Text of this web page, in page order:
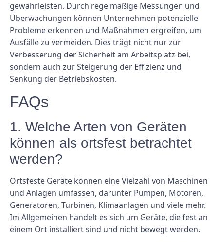
gewährleisten. Durch regelmäßige Messungen und
Überwachungen können Unternehmen potenzielle
Probleme erkennen und Maßnahmen ergreifen, um
Ausfälle zu vermeiden. Dies trägt nicht nur zur
Verbesserung der Sicherheit am Arbeitsplatz bei,
sondern auch zur Steigerung der Effizienz und
Senkung der Betriebskosten.
FAQs
1. Welche Arten von Geräten
können als ortsfest betrachtet
werden?
Ortsfeste Geräte können eine Vielzahl von Maschinen
und Anlagen umfassen, darunter Pumpen, Motoren,
Generatoren, Turbinen, Klimaanlagen und viele mehr.
Im Allgemeinen handelt es sich um Geräte, die fest an
einem Ort installiert sind und nicht bewegt werden.